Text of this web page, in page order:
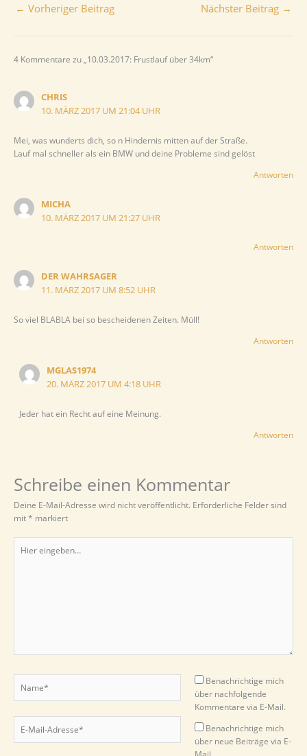
← Vorheriger Beitrag Nächster Beitrag →
4 Kommentare zu „10.03.2017: Frustlauf über 34km“
CHRIS
10. MÄRZ 2017 UM 21:04 UHR
Mei, was wunderts dich, so n Hindernis mitten auf der Straße.
Lauf mal schneller als ein BMW und deine Probleme sind gelöst
Antworten
MICHA
10. MÄRZ 2017 UM 21:27 UHR
Antworten
DER WAHRSAGER
11. MÄRZ 2017 UM 8:52 UHR
So viel BLABLA bei so bescheidenen Zeiten. Müll!
Antworten
MGLAS1974
20. MÄRZ 2017 UM 4:18 UHR
Jeder hat ein Recht auf eine Meinung.
Antworten
Schreibe einen Kommentar
Deine E-Mail-Adresse wird nicht veröffentlicht. Erforderliche Felder sind
mit* markiert
eingeben…
Mail-
Benachrichtige mich
über nachfolgende
Kommentare via E-Mail.
Benachrichtige mich
über neue Beiträge via E-